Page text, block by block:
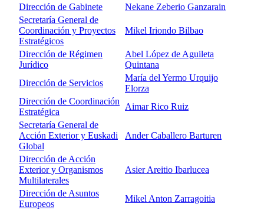
Dirección de Gabinete
Nekane Zeberio Ganzarain
Secretaría General de
Coordinación y Proyectos
Estratégicos
Mikel Iriondo Bilbao
Dirección de Régimen
Jurídico
Abel López de Aguileta
Quintana
Dirección de Servicios
María del Yermo Urquijo
Elorza
Dirección de Coordinación
Estratégica
Aimar Rico Ruiz
Secretaría General de
Acción Exterior y Euskadi
Global
Ander Caballero Barturen
Dirección de Acción
Exterior y Organismos
Multilaterales
Asier Areitio Ibarlucea
Dirección de Asuntos
Europeos
Mikel Anton Zarragoitia